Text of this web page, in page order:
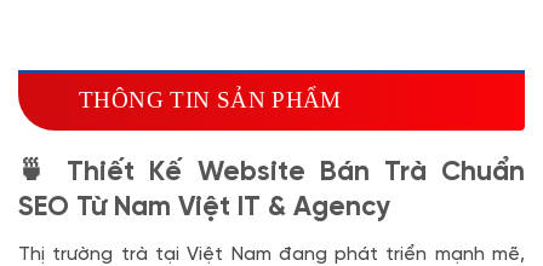
theme kèm hosting trong năm đầu sử dụng dịch vụ
hosting
🔰 MUA KÈM TÊN MIỀN
Tên miền Quốc tế(+350.000 VND)
THÔNG TIN SẢN PHẨM
🍵 Thiết Kế Website Bán Trà Chuẩn
SEO Từ Nam Việt IT & Agency
Thị trường trà tại Việt Nam đang phát triển mạnh mẽ,